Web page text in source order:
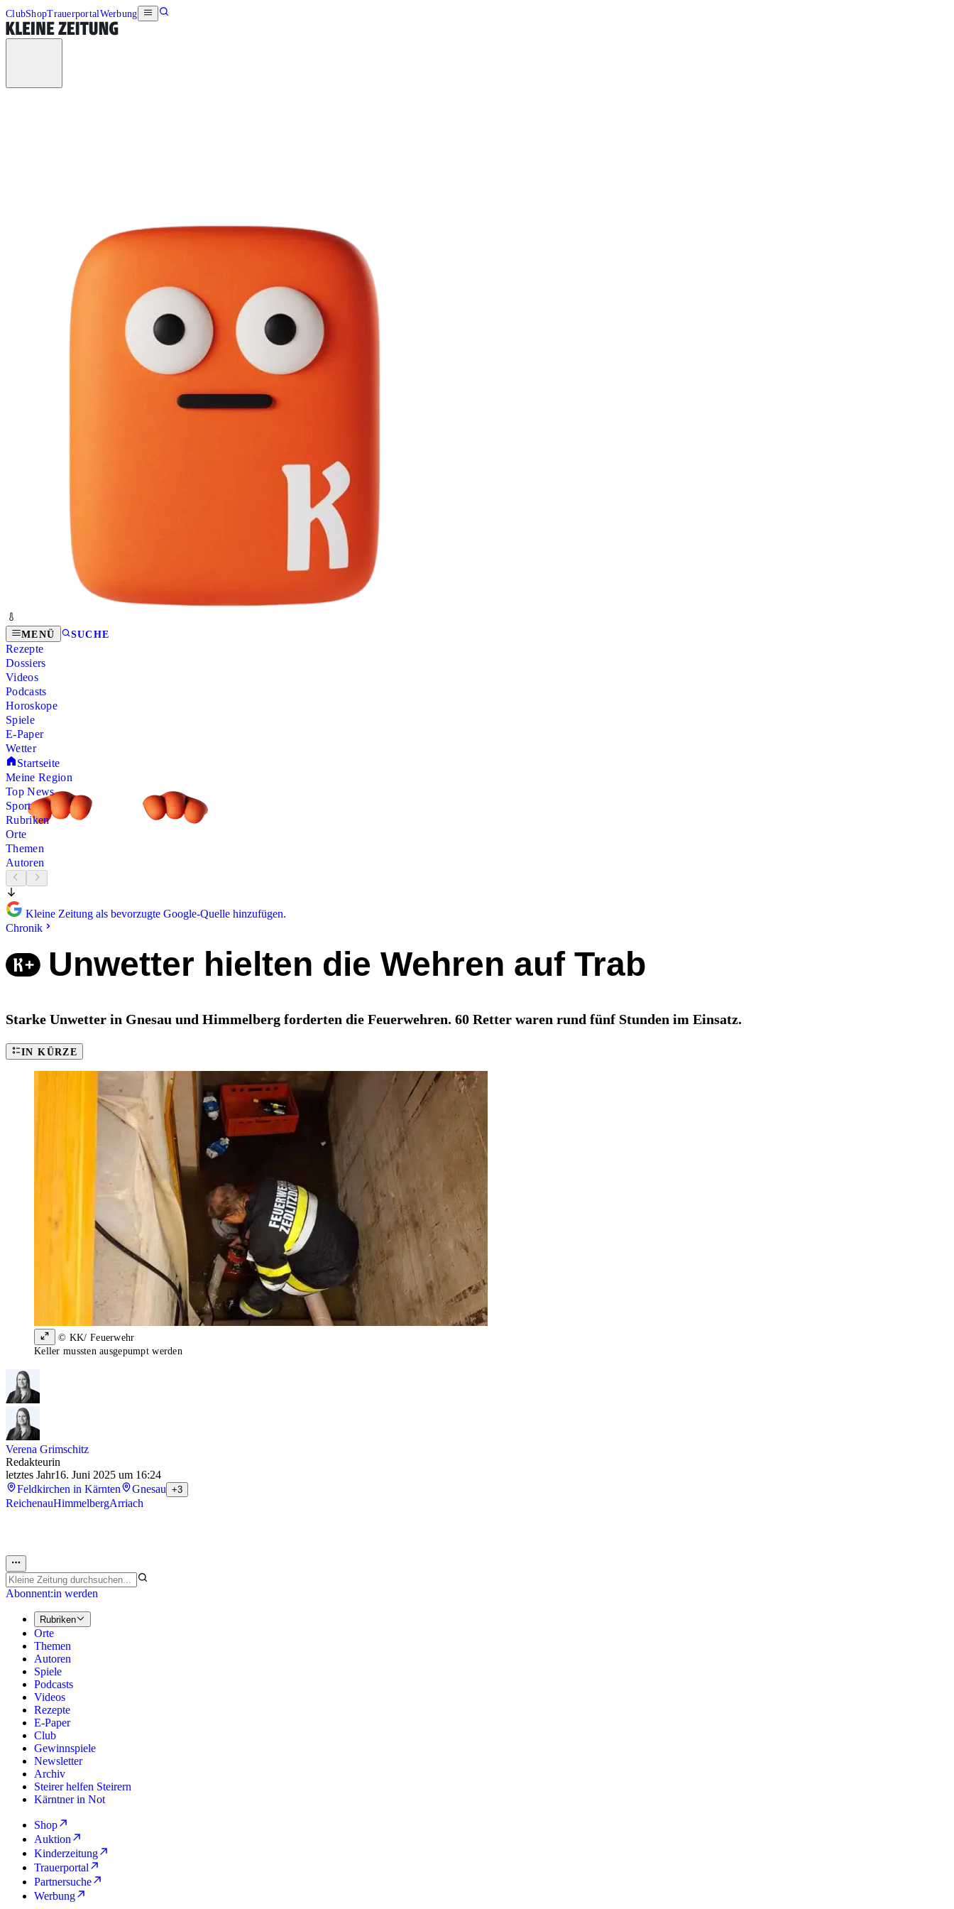
ClubShopTrauerportalWerbung
MENÜ SUCHE
Rezepte
Dossiers
Videos
Podcasts
Horoskope
Spiele
E-Paper
Wetter
Startseite
Meine Region
Top News
Sport
Rubriken
Orte
Themen
Autoren
Kleine Zeitung als bevorzugte Google-Quelle hinzufügen.
Chronik
Unwetter hielten die Wehren auf Trab
Starke Unwetter in Gnesau und Himmelberg forderten die Feuerwehren. 60 Retter waren rund fünf Stunden im Einsatz.
IN KÜRZE
© KK/ Feuerwehr
Keller mussten ausgepumpt werden
Verena Grimschitz
Redakteurin
letztes Jahr16. Juni 2025 um 16:24
Feldkirchen in Kärnten
Gnesau +3
ReichenauHimmelbergArriach
Abonnent:in werden
Rubriken
Orte
Themen
Autoren
Spiele
Podcasts
Videos
Rezepte
E-Paper
Club
Gewinnspiele
Newsletter
Archiv
Steirer helfen Steirern
Kärntner in Not
Shop
Auktion
Kinderzeitung
Trauerportal
Partnersuche
Werbung